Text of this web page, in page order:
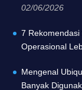
02/06/2026
7
Operasional
Mengenal
Banyak